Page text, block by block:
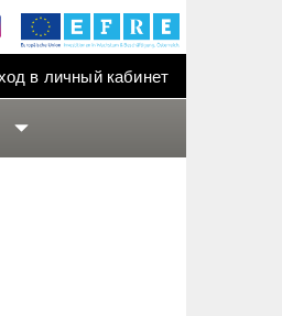
в личный кабинет